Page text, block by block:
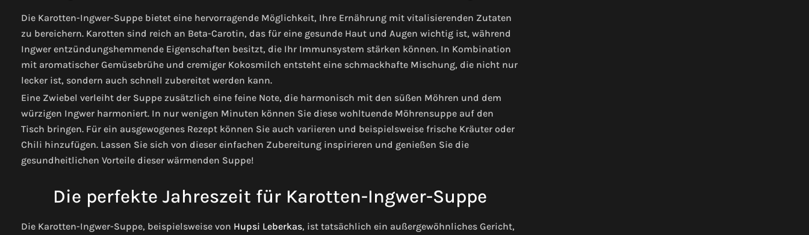
Die Karotten-Ingwer-Suppe bietet eine hervorragende Möglichkeit, Ihre Ernährung mit vitalisierenden Zutaten
zu bereichern. Karotten sind reich an Beta-Carotin, das für eine gesunde Haut und Augen wichtig ist, während
Ingwer entzündungshemmende Eigenschaften besitzt, die Ihr Immunsystem stärken können. In Kombination
mit aromatischer Gemüsebrühe und cremiger Kokosmilch entsteht eine schmackhafte Mischung, die nicht nur
lecker ist, sondern auch schnell zubereitet werden kann.
Eine Zwiebel verleiht der Suppe zusätzlich eine feine Note, die harmonisch mit den süßen Möhren und dem
würzigen Ingwer harmoniert. In nur wenigen Minuten können Sie diese wohltuende Möhrensuppe auf den
Tisch bringen. Für ein ausgewogenes Rezept können Sie auch variieren und beispielsweise frische Kräuter oder
Chili hinzufügen. Lassen Sie sich von dieser einfachen Zubereitung inspirieren und genießen Sie die
gesundheitlichen Vorteile dieser wärmenden Suppe!
Die perfekte Jahreszeit für Karotten-Ingwer-Suppe
Die Karotten-Ingwer-Suppe, beispielsweise von Hupsi Leberkas, ist tatsächlich ein außergewöhnliches Gericht,